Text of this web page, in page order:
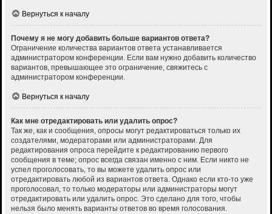
Вернуться к началу
Почему я не могу добавить больше вариантов ответа?
Ограничение количества вариантов ответа устанавливается
администратором конференции. Если вам нужно добавить количество
вариантов, превышающее это ограничение, свяжитесь с
администратором конференции.
Вернуться к началу
Как мне отредактировать или удалить опрос?
Так же, как и сообщения, опросы могут редактироваться только их
создателями, модераторами или администраторами. Для
редактирования опроса перейдите к редактированию первого
сообщения в теме; опрос всегда связан именно с ним. Если никто не
успел проголосовать, то вы можете удалить опрос или
отредактировать любой из вариантов ответа. Однако если кто-то уже
проголосовал, то только модераторы или администраторы могут
отредактировать или удалить опрос. Это сделано для того, чтобы
нельзя было менять варианты ответов во время голосования.